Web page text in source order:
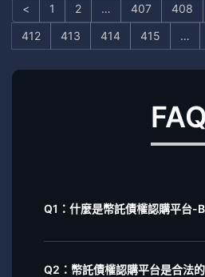
< 1 2 … 407 408
412
413 414 415 …
FAQ
Q1：什麼是幣託債權認購平台-
Q2：幣託債權認購平台是合法